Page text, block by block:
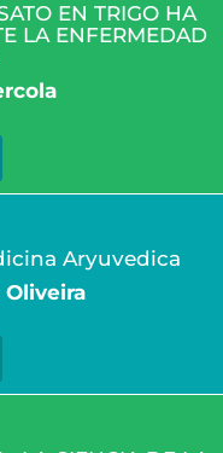
EN TRIGO HA
LA ENFERMEDAD
Aryuvedica
Oliveira